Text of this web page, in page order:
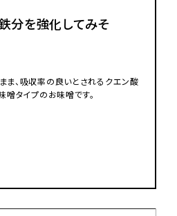
鉄分を強化してみそ
ま、吸収率の良いとされるクエン酸
タイプのお味噌です。